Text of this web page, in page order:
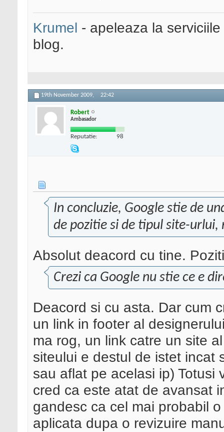
Krumel - apeleaza la
blog.
19th November 2009, 22:42
Robert
Ambasador
Reputatie: 98
In concluzie, Google stie de
de pozitie si de tipul site-
Absolut deacord cu tine.
Crezi ca Google nu stie ce e
Deacord si cu asta. Dar cum
un link in footer al
ma rog, un link catre un site
siteului e destul de istet incat
sau aflat pe acelasi ip) Totusi
cred ca este atat de avansat
gandesc ca cel mai probabil
aplicata dupa o revizuire